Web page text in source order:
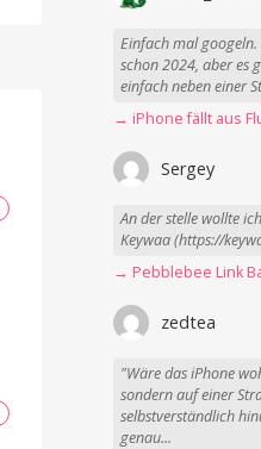
Einfach mal
schon 2024, aber es
einfach neben einer
Sergey
An der stelle wollte
Keywaa (https://
zedtea
"Wäre das iPhone
sondern auf einer
selbstverständlich
genau...